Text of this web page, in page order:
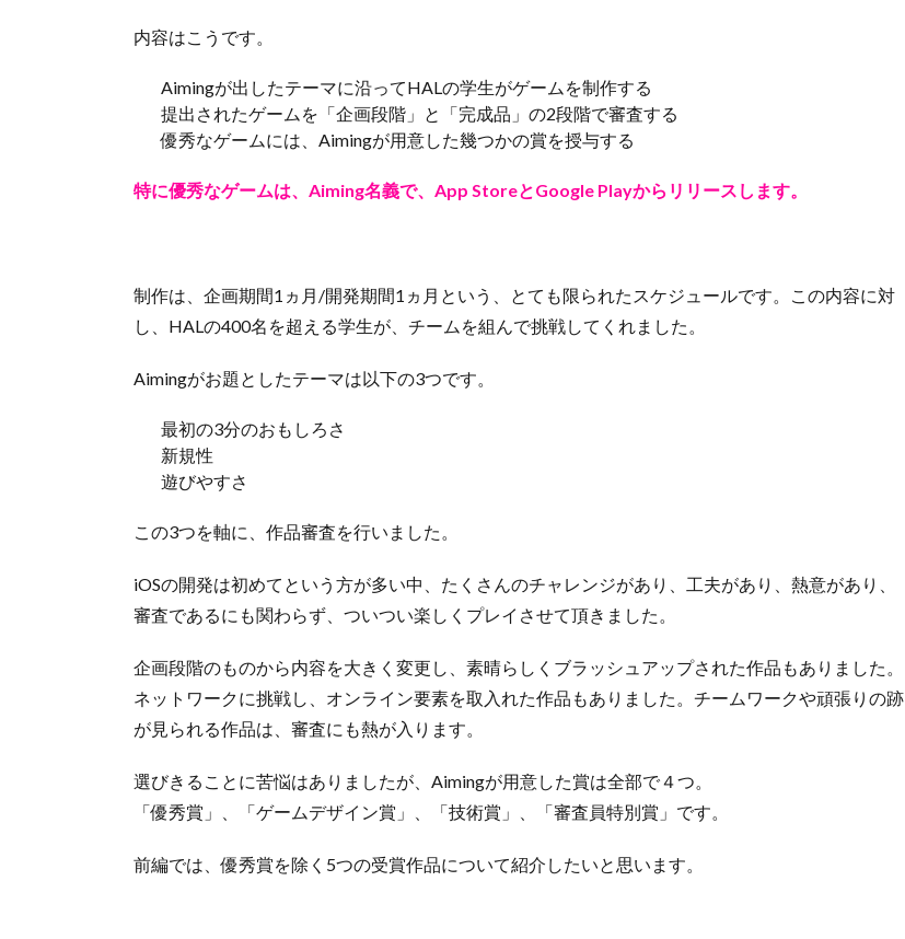
内容はこうです。
Aimingが出したテーマに沿ってHALの学生がゲームを制作する
提出されたゲームを「企画段階」と「完成品」の2段階で審査する
優秀なゲームには、Aimingが用意した幾つかの賞を授与する
特に優秀なゲームは、Aiming名義で、App StoreとGoogle Playからリリースします。
制作は、企画期間1ヵ月/開発期間1ヵ月という、とても限られたスケジュールです。この内容に対
し、HALの400名を超える学生が、チームを組んで挑戦してくれました。
Aimingがお題としたテーマは以下の3つです。
最初の3分のおもしろさ
新規性
遊びやすさ
この3つを軸に、作品審査を行いました。
iOSの開発は初めてという方が多い中、たくさんのチャレンジがあり、工夫があり、熱意があり、
審査であるにも関わらず、ついつい楽しくプレイさせて頂きました。
企画段階のものから内容を大きく変更し、素晴らしくブラッシュアップされた作品もありました。
ネットワークに挑戦し、オンライン要素を取入れた作品もありました。チームワークや頑張りの跡
が見られる作品は、審査にも熱が入ります。
選びきることに苦悩はありましたが、Aimingが用意した賞は全部で４つ。
「優秀賞」、「ゲームデザイン賞」、「技術賞」、「審査員特別賞」です。
前編では、優秀賞を除く5つの受賞作品について紹介したいと思います。